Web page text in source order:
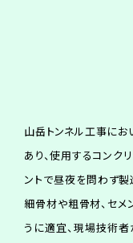
山岳トンネル工事にお
あり、使用するコンク
ントで昼夜を問わず製
細骨材や粗骨材、セメ
うに適宜、現場技術